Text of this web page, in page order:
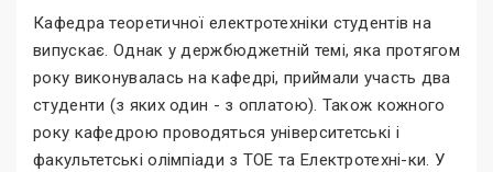
Кафедра теоретичної електротехніки студентів на
випускає. Однак у держбюджетній темі, яка протягом
року виконувалась на кафедрі, приймали участь два
студенти (з яких один - з оплатою). Також кожного
року кафедрою проводяться університетські і
факультетські олімпіади з ТОЕ та Електротехні-ки. У